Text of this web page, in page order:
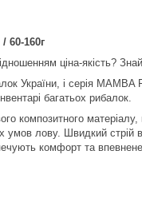
60-160г
ціна-якість?
України, і серія
багатьох рибалок.
матеріалу,
умов лову. Швидкий
комфорт та